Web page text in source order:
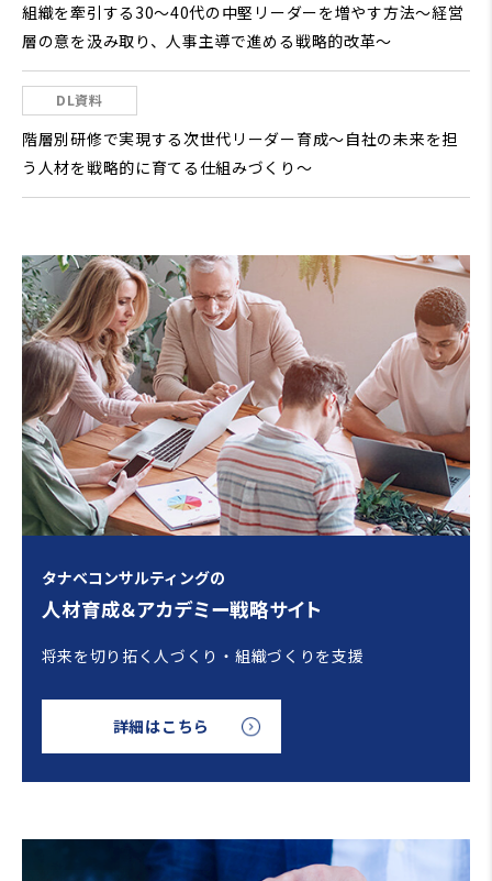
組織を牽引する30～40代の中堅リーダーを増やす方法～経営
層の意を汲み取り、人事主導で進める戦略的改革～
DL資料
階層別研修で実現する次世代リーダー育成～自社の未来を担
う人材を戦略的に育てる仕組みづくり～
タナベコンサルティングの
人材育成＆アカデミー戦略サイト
将来を切り拓く人づくり・組織づくりを支援
詳細はこちら